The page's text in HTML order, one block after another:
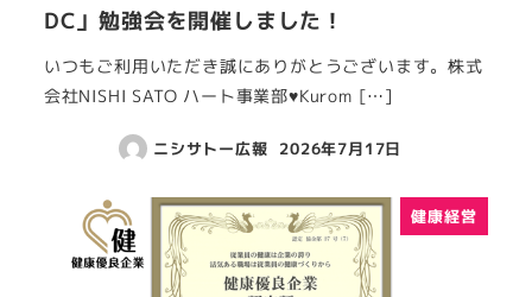
DC」勉強会を開催しました！
いつもご利用いただき誠にありがとうございます。株式
会社NISHI SATO ハート事業部♥Kurom […]
ニシサトー広報 2026年7月17日
健康経営